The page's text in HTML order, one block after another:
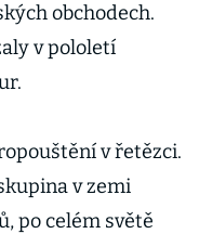
obchodech.
v pololetí
v řetězci.
v zemi
po celém světě